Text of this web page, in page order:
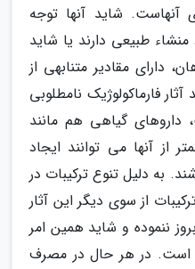
شاید آنها توجه
طبیعی دارند یا شاید
دارای مقادیر متنابهی از
فارماکولوژیک نامطلوبی
داروهای گیاهی هم مانند
از آنها می توانند ایجاد
به دلیل تنوع ترکیبات در
از سوی دیگر این آثار
ننموده و شاید همین امر
است. در هر حال در مصرف